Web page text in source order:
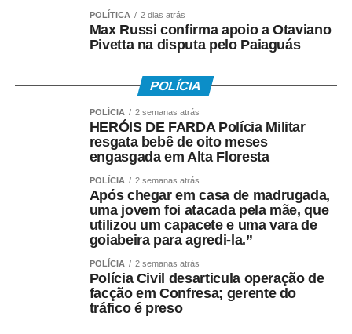
Como o pagamento é feito
Para trabalhadores da iniciativa privada (PIS)
• A Caixa Econômica Federal realiza o pagamento
prioritariamente por:
• Crédito em conta corrente ou poupança da Caixa;
• Depósito em Poupança Social Digital, movimentada
pelo aplicativo Caixa Tem.
Quem não possui conta pode sacar:
• Com Cartão Social e senha em lotéricas, caixas
eletrônicos e correspondentes CAIXA Aqui;
• Nas agências, com documento oficial com foto;
POLÍTICA 2 dias atrás
Max Russi confirma apoio a Otaviano
Pivetta na disputa pelo Paiaguás
POLÍCIA
POLÍCIA 2 semanas atrás
HERÓIS DE FARDA Polícia Militar
resgata bebê de oito meses
engasgada em Alta Floresta
POLÍCIA 2 semanas atrás
Após chegar em casa de madrugada,
uma jovem foi atacada pela mãe, que
utilizou um capacete e uma vara de
goiabeira para agredi-la.”
POLÍCIA 2 semanas atrás
Polícia Civil desarticula operação de
facção em Confresa; gerente do
tráfico é preso